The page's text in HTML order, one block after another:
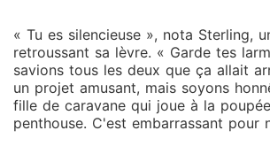
« Tu es silencieuse », nota Sterling,
retroussant sa lèvre. « Garde tes
savions tous les deux que ça allait
un projet amusant, mais soyons
fille de caravane qui joue à la
penthouse. C'est embarrassant pour